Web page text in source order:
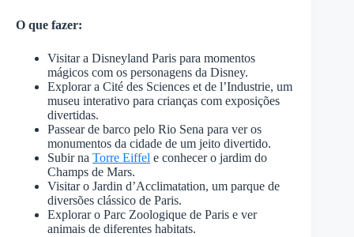
O que fazer:
Visitar a Disneyland Paris para momentos
mágicos com os personagens da Disney.
Explorar a Cité des Sciences et de l’Industrie, um
museu interativo para crianças com exposições
divertidas.
Passear de barco pelo Rio Sena para ver os
monumentos da cidade de um jeito divertido.
Subir na Torre Eiffel e conhecer o jardim do
Champs de Mars.
Visitar o Jardin d’Acclimatation, um parque de
diversões clássico de Paris.
Explorar o Parc Zoologique de Paris e ver
animais de diferentes habitats.